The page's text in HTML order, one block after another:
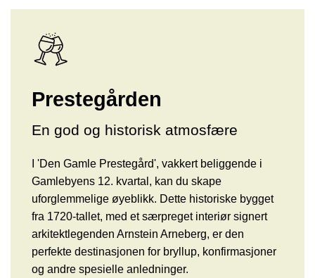
Prestegården
En god og historisk atmosfære
I 'Den Gamle Prestegård', vakkert beliggende i
Gamlebyens 12. kvartal, kan du skape
uforglemmelige øyeblikk. Dette historiske bygget
fra 1720-tallet, med et særpreget interiør signert
arkitektlegenden Arnstein Arneberg, er den
perfekte destinasjonen for bryllup, konfirmasjoner
og andre spesielle anledninger.